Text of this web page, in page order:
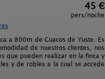
45 €
pers/noche
a 800m de Cuacos de Yuste. Es
de nuestros clientes, nos
que pueden realizar en la finca y
y de robles a la cual se accede